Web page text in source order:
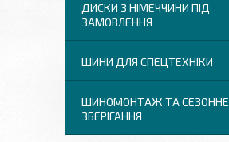
ДИСКИ З НІМЕЧЧИНИ ПІД
ЗАМОВЛЕННЯ
ШИНИ ДЛЯ СПЕЦТЕХНІКИ
ШИНОМОНТАЖ ТА СЕЗОННЕ
ЗБЕРІГАННЯ